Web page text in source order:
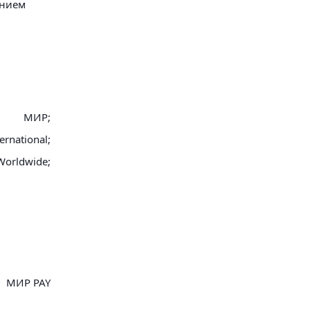
МИР;
МИР PAY